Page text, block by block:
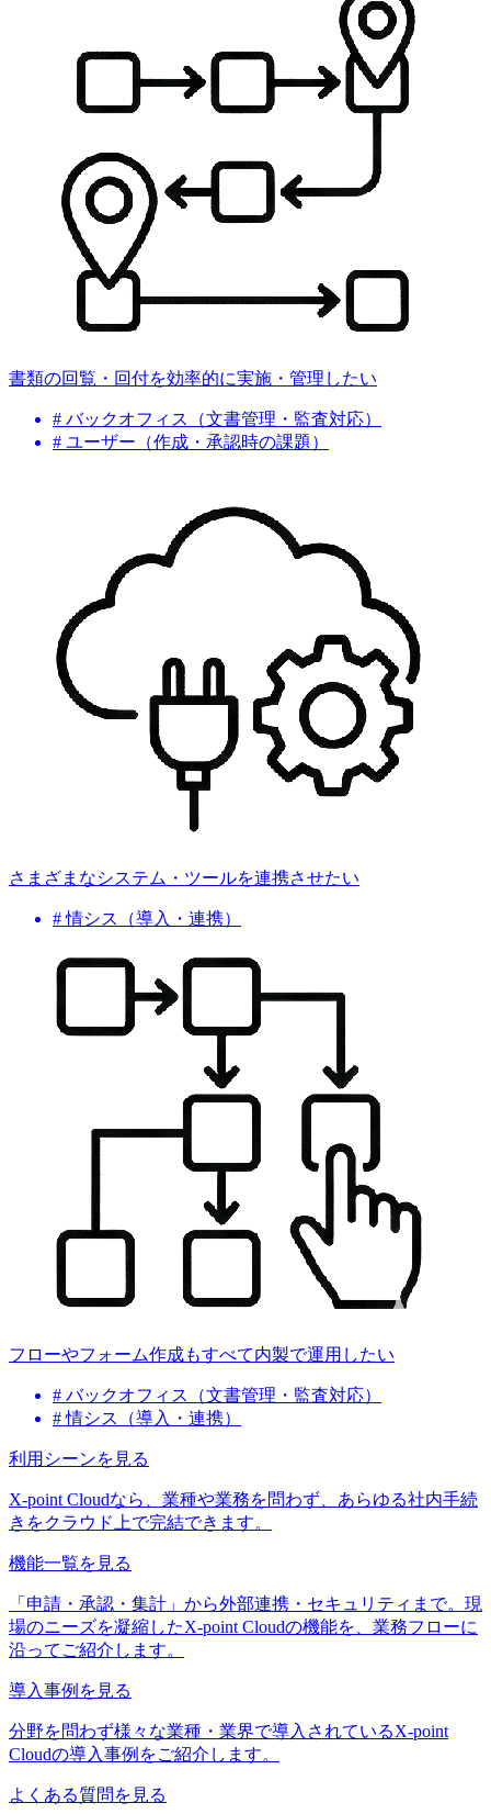
書類の回覧・回付を効率的に実施・管理したい
# バックオフィス（文書管理・監査対応）
# ユーザー（作成・承認時の課題）
さまざまなシステム・ツールを連携させたい
# 情シス（導入・連携）
フローやフォーム作成もすべて内製で運用したい
# バックオフィス（文書管理・監査対応）
# 情シス（導入・連携）
利用シーンを見る
X-point Cloudなら、業種や業務を問わず、あらゆる社内手続
きをクラウド上で完結できます。
機能一覧を見る
「申請・承認・集計」から外部連携・セキュリティまで。現
場のニーズを凝縮したX-point Cloudの機能を、業務フローに
沿ってご紹介します。
導入事例 を見る
分野を問わず様々な業種・業界で導入されているX-point
Cloudの導入事例をご紹介します。
よくある質問 を見る